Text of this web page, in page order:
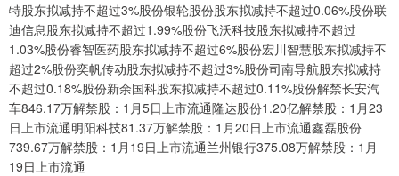
特股东拟减持不超过3%股份银轮股份股东拟减持不超过0.06%股份联
迪信息股东拟减持不超过1.99%股份飞沃科技股东拟减持不超过
1.03%股份睿智医药股东拟减持不超过6%股份宏川智慧股东拟减持不
超过2%股份奕帆传动股东拟减持不超过3%股份司南导航股东拟减持
不超过0.18%股份新余国科股东拟减持不超过0.11%股份解禁长安汽
车846.17万解禁股：1月5日上市流通隆达股份1.20亿解禁股：1月23
日上市流通明阳科技81.37万解禁股：1月20日上市流通鑫磊股份
739.67万解禁股：1月19日上市流通兰州银行375.08万解禁股：1月
19日上市流通